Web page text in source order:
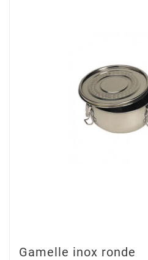
Gamelle inox ronde